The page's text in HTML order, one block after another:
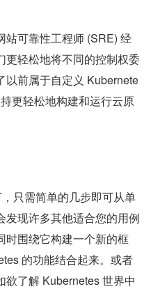
站可靠性工程师 (SRE) 经
更轻松地将不同的控制权委
以前属于自定义 Kubernete
更轻松地构建和运行云原
只需简单的几步即可从单
发现许多其他适合您的用例
时围绕它构建一个新的框
的功能结合起来。或者
了解 Kubernetes 世界中